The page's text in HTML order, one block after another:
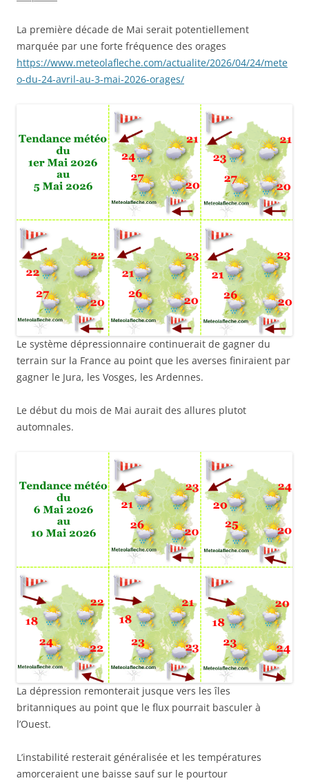
La première décade de Mai serait potentiellement
marquée par une forte fréquence des orages
https://www.meteolafleche.com/actualite/2026/04/24/mete
o-du-24-avril-au-3-mai-2026-orages/
Le système dépressionnaire continuerait de gagner du
terrain sur la France au point que les averses finiraient par
gagner le Jura, les Vosges, les Ardennes.
Le début du mois de Mai aurait des allures plutot
automnales.
La dépression remonterait jusque vers les îles
britanniques au point que le flux pourrait basculer à
l’Ouest.
L’instabilité resterait généralisée et les températures
amorceraient une baisse sauf sur le pourtour